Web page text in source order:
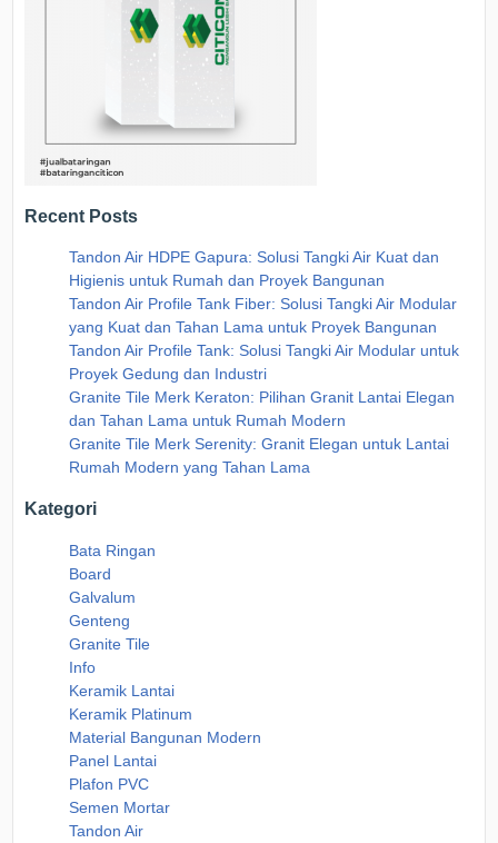
Recent Posts
Tandon Air HDPE Gapura: Solusi Tangki Air Kuat dan
Higienis untuk Rumah dan Proyek Bangunan
Tandon Air Profile Tank Fiber: Solusi Tangki Air Modular
yang Kuat dan Tahan Lama untuk Proyek Bangunan
Tandon Air Profile Tank: Solusi Tangki Air Modular untuk
Proyek Gedung dan Industri
Granite Tile Merk Keraton: Pilihan Granit Lantai Elegan
dan Tahan Lama untuk Rumah Modern
Granite Tile Merk Serenity: Granit Elegan untuk Lantai
Rumah Modern yang Tahan Lama
Kategori
Bata Ringan
Board
Galvalum
Genteng
Granite Tile
Info
Keramik Lantai
Keramik Platinum
Material Bangunan Modern
Panel Lantai
Plafon PVC
Semen Mortar
Tandon Air